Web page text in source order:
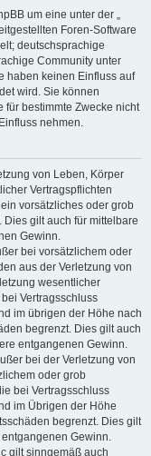
um eine unter der „
Foren-Software
deutschsprachige
Community unter
haben keinen Einfluss auf
wird. Sie können
für bestimmte Zwecke nicht
nehmen.
von Leben, Körper
Vertragspflichten
vorsätzliches oder grob
gilt auch für mittelbare
Gewinn.
bei vorsätzlichem oder
aus der Verletzung von
wesentlicher
Vertragsschluss
im übrigen der Höhe nach
begrenzt. Dies gilt auch
entgangenen Gewinn.
bei der Verletzung von
oder grob
bei Vertragsschluss
im Übrigen der Höhe
begrenzt. Dies gilt
Gewinn.
gilt sinngemäß auch